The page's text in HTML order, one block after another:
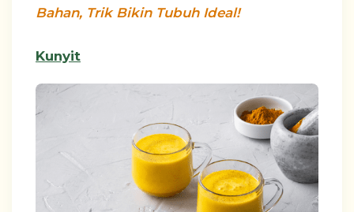
Bahan, Trik Bikin Tubuh Ideal!
Kunyit